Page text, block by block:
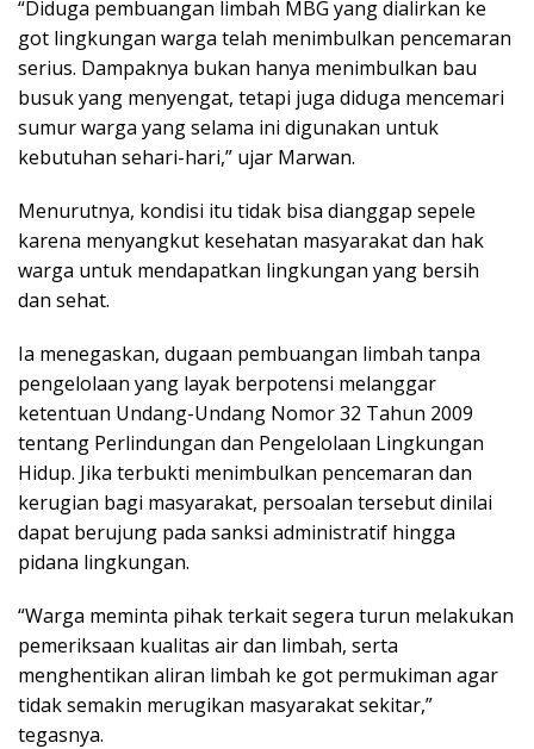
“Diduga pembuangan limbah MBG yang dialirkan ke
got lingkungan warga telah menimbulkan pencemaran
serius. Dampaknya bukan hanya menimbulkan bau
busuk yang menyengat, tetapi juga diduga mencemari
sumur warga yang selama ini digunakan untuk
kebutuhan sehari-hari,” ujar Marwan.
Menurutnya, kondisi itu tidak bisa dianggap sepele
karena menyangkut kesehatan masyarakat dan hak
warga untuk mendapatkan lingkungan yang bersih
dan sehat.
Ia menegaskan, dugaan pembuangan limbah tanpa
pengelolaan yang layak berpotensi melanggar
ketentuan Undang-Undang Nomor 32 Tahun 2009
tentang Perlindungan dan Pengelolaan Lingkungan
Hidup. Jika terbukti menimbulkan pencemaran dan
kerugian bagi masyarakat, persoalan tersebut dinilai
dapat berujung pada sanksi administratif hingga
pidana lingkungan.
“Warga meminta pihak terkait segera turun melakukan
pemeriksaan kualitas air dan limbah, serta
menghentikan aliran limbah ke got permukiman agar
tidak semakin merugikan masyarakat sekitar,”
tegasnya.